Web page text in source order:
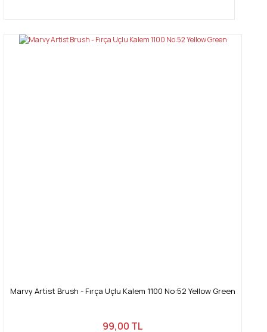
Marvy Artist Brush - Fırça Uçlu Kalem 1100 No:52 Yellow Green
99,00 TL